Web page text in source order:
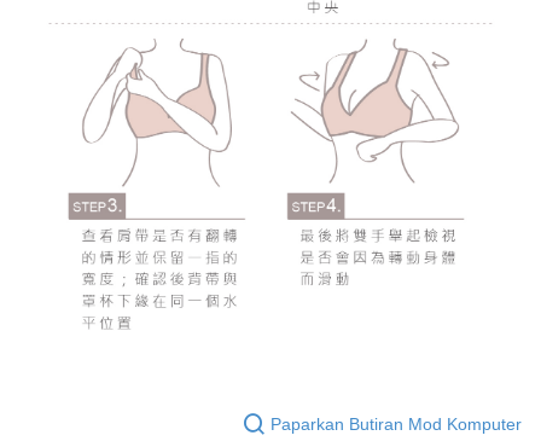
Paparkan Butiran Mod Komputer